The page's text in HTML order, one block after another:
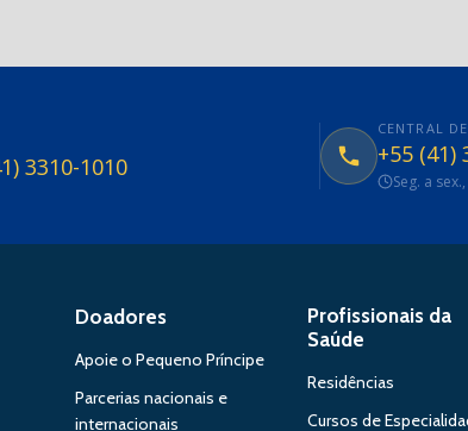
3310-1010
CENTRAL
+55 (41)
Seg. a
Doadores
Apoie o Pequeno Príncipe
Parcerias nacionais e
internacionais
Profissionais da
Saúde
Residências
Cursos de